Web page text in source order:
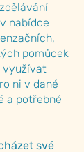
nabídce
pomůcek
využívat
ni v dané
a potřebné
své